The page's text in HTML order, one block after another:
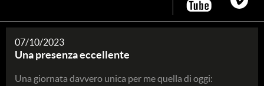
07/10/2023
Una presenza eccellente
Una giornata davvero unica per me quella di oggi: